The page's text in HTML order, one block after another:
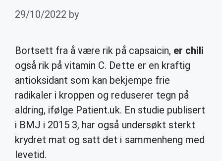
29/10/2022 by
Bortsett fra å være rik på capsaicin, er chili
også rik på vitamin C. Dette er en kraftig
antioksidant som kan bekjempe frie
radikaler i kroppen og reduserer tegn på
aldring, ifølge Patient.uk. En studie publisert
i BMJ i 2015 3, har også undersøkt sterkt
krydret mat og satt det i sammenheng med
levetid.